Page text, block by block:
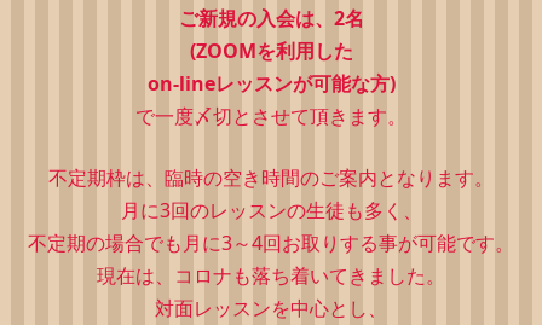
ご新規の入会は、2名
(ZOOMを利用した
on-lineレッスンが可能な方)
で一度〆切とさせて頂きます。
不定期枠は、 臨時の空き時間のご案内となります。
月に3回のレッスンの生徒も多く、
不定期の場合でも月に3～4回お取りする事が可能です。
現在は、コロナも落ち着いてきました。
対面レッスンを中心とし、